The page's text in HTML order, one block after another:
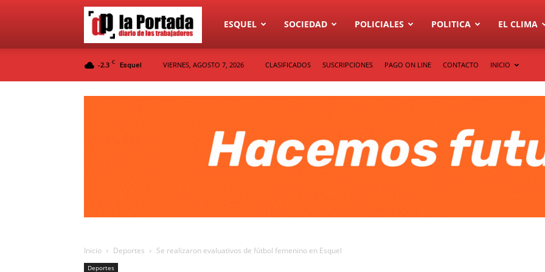
Diario
ESQUEL SOCIEDAD POLICIALES POLITICA EL CLIMA
-2.3 C Esquel VIERNES, AGOSTO 7, 2026 CLASIFICADOS SUSCRIPCIONES PAGO ON LINE CONTACTO INICIO
Inicio Deportes Se realizaron evaluativos de fútbol femenino en Esquel
Deportes